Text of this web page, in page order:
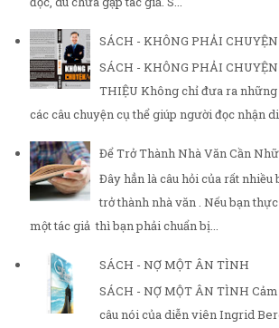
SÁCH - KHÔNG PHẢI
SÁCH - KHÔNG PHẢI
THIỆU Không chỉ đưa ra những
các câu chuyện cụ thể giúp người đọc nhận
Để Trở Thành Nhà Văn Cần
Đây hẳn là câu hỏi của rất nhiều
trở thành nhà văn . Nếu bạn
một tác giả thì bạn phải chuẩn bị...
SÁCH - NỢ MỘT ÂN TÌNH
SÁCH - NỢ MỘT ÂN TÌNH
câu nói của diễn viên Ingrid